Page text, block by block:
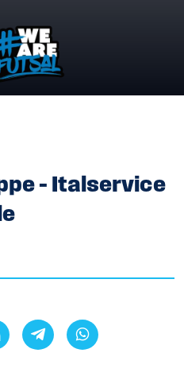
– Italservice